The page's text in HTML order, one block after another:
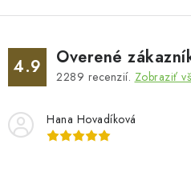
4.9 Overené
2289 recenzií. Zobraziť
Hana Hovadíková